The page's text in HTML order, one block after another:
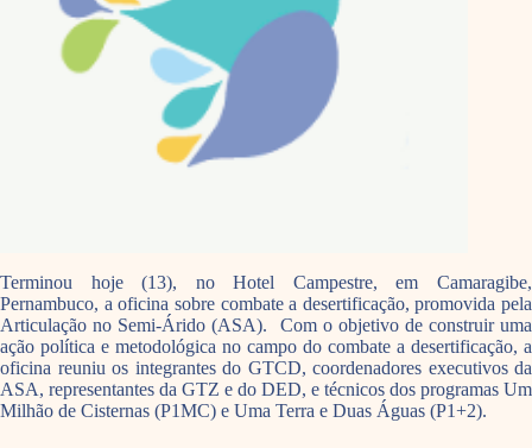
Terminou hoje (13), no Hotel Campestre, em Camaragibe,
Pernambuco, a oficina sobre combate a desertificação, promovida pela
Articulação no Semi-Árido (ASA). Com o objetivo de construir uma
ação política e metodológica no campo do combate a desertificação, a
oficina reuniu os integrantes do GTCD, coordenadores executivos da
ASA, representantes da GTZ e do DED, e técnicos dos programas Um
Milhão de Cisternas (P1MC) e Uma Terra e Duas Águas (P1+2).